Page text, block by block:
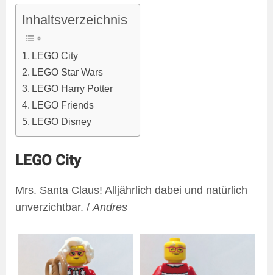
Inhaltsverzeichnis
LEGO City
LEGO Star Wars
LEGO Harry Potter
LEGO Friends
LEGO Disney
LEGO City
Mrs. Santa Claus! Alljährlich dabei und natürlich
unverzichtbar. / Andres